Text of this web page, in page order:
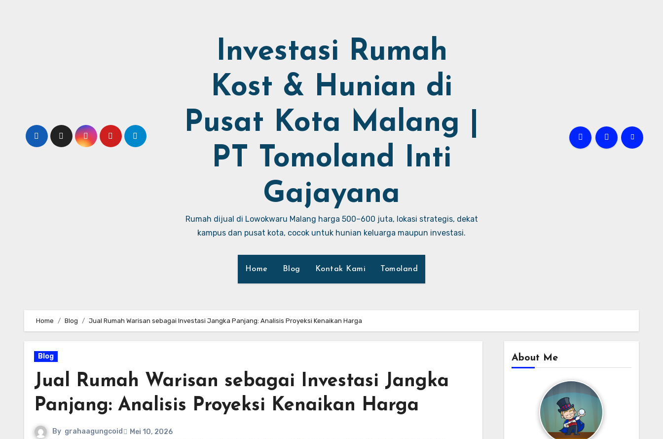
Investasi Rumah
Kost & Hunian di
Pusat Kota Malang |
PT Tomoland Inti
Gajayana
Rumah dijual di Lowokwaru Malang harga 500–600 juta, lokasi strategis, dekat
kampus dan pusat kota, cocok untuk hunian keluarga maupun investasi.
Home Blog Kontak Kami Tomoland
Home Blog Jual Rumah Warisan sebagai Investasi Jangka Panjang: Analisis Proyeksi Kenaikan Harga
Blog
Jual Rumah Warisan sebagai Investasi Jangka
Panjang: Analisis Proyeksi Kenaikan Harga
By grahaagungcoid
Mei 10, 2026
About Me